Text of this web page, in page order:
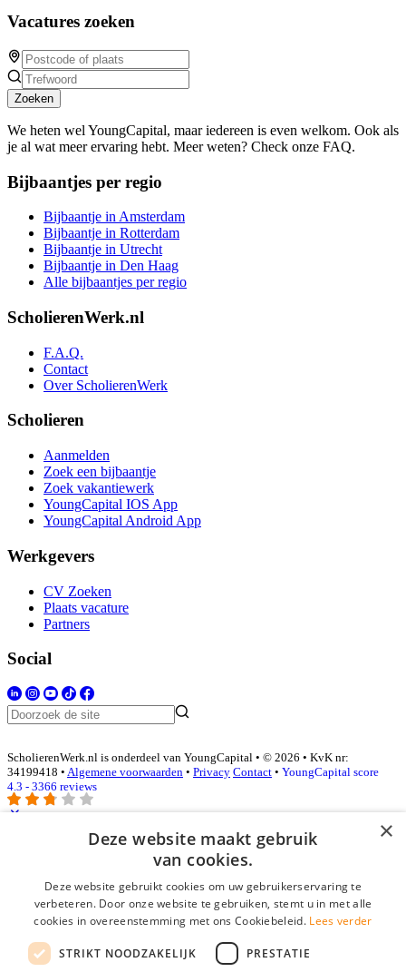
Vacatures zoeken
Zoeken
We heten wel YoungCapital, maar iedereen is even welkom. Ook als
je al wat meer ervaring hebt. Meer weten? Check onze FAQ.
Bijbaantjes per regio
Bijbaantje in Amsterdam
Bijbaantje in Rotterdam
Bijbaantje in Utrecht
Bijbaantje in Den Haag
Alle bijbaantjes per regio
ScholierenWerk.nl
F.A.Q.
Contact
Over ScholierenWerk
Scholieren
Aanmelden
Zoek een bijbaantje
Zoek vakantiewerk
YoungCapital IOS App
YoungCapital Android App
Werkgevers
CV Zoeken
Plaats vacature
Partners
Social
ScholierenWerk.nl is onderdeel van YoungCapital • © 2026 • KvK nr:
34199418 • Algemene voorwaarden • Privacy Contact • YoungCapital score
4.3 - 3366 reviews
Inloggen als bedrijf
E-mail*
Wachtwoord
login gegevens onthouden
×
Deze website maakt gebruik
van cookies.
Deze website gebruikt cookies om uw gebruikerservaring te
verbeteren. Door onze website te gebruiken, stemt u in met alle
cookies in overeenstemming met ons Cookiebeleid. Lees verder
STRIKT NOODZAKELIJK PRESTATIE